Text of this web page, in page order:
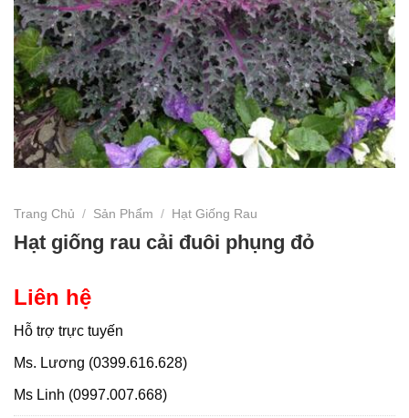
Trang Chủ / Sản Phẩm / Hạt Giống Rau
Hạt giống rau cải đuôi phụng đỏ
Liên hệ
Hỗ trợ trực tuyến
Ms. Lương (0399.616.628)
Ms Linh (0997.007.668)